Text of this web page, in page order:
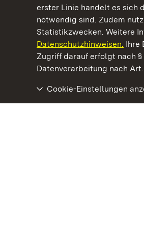
erster Linie handelt es sich
notwendig sind. Zudem
Statistikzwecken. Weitere
Datenschutzhinweisen. Ihre
Zugriff darauf erfolgt nach §
Datenverarbeitung nach Art.
Cookie-Einstellungen
Kommen. Staunen.